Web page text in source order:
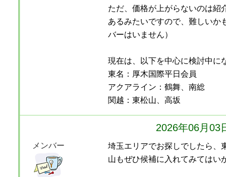
ただ、価格が上がらないのは紹
あるみたいですので、難しいか
バーはいません）
現在は、以下を中心に検討中に
東名：厚木国際平日会員
アクアライン：鶴舞、南総
関越：東松山、高坂
2026年06月03
メンバー
埼玉エリアでお探しでしたら、
山もぜひ候補に入れてみてはい